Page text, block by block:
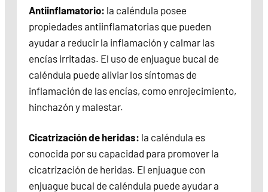
Antiinflamatorio: la caléndula posee
propiedades antiinflamatorias que pueden
ayudar a reducir la inflamación y calmar las
encías irritadas. El uso de enjuague bucal de
caléndula puede aliviar los síntomas de
inflamación de las encías, como enrojecimiento,
hinchazón y malestar.
Cicatrización de heridas: la caléndula es
conocida por su capacidad para promover la
cicatrización de heridas. El enjuague con
enjuague bucal de caléndula puede ayudar a